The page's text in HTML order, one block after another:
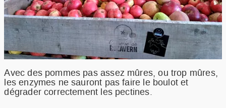
Avec des pommes pas assez mûres, ou trop mûres,
les enzymes ne sauront pas faire le boulot et
dégrader correctement les pectines.